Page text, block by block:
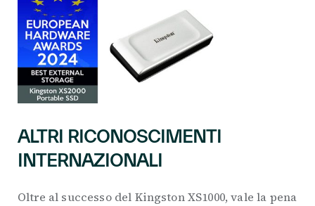
ALTRI RICONOSCIMENTI
INTERNAZIONALI
Oltre al successo del Kingston XS1000, vale la pena